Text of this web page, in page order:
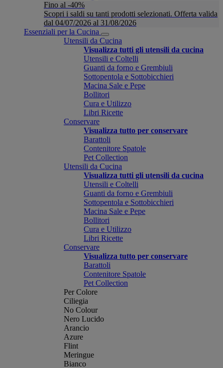
Fino al -40%
Scopri i saldi su tanti prodotti selezionati. Offerta valida
dal 04/07/2026 al 31/08/2026
Essenziali per la Cucina
Utensili da Cucina
Visualizza tutti gli utensili da cucina
Utensili e Coltelli
Guanti da forno e Grembiuli
Sottopentola e Sottobicchieri
Macina Sale e Pepe
Bollitori
Cura e Utilizzo
Libri Ricette
Conservare
Visualizza tutto per conservare
Barattoli
Contenitore Spatole
Pet Collection
Utensili da Cucina
Visualizza tutti gli utensili da cucina
Utensili e Coltelli
Guanti da forno e Grembiuli
Sottopentola e Sottobicchieri
Macina Sale e Pepe
Bollitori
Cura e Utilizzo
Libri Ricette
Conservare
Visualizza tutto per conservare
Barattoli
Contenitore Spatole
Pet Collection
Per Colore
Ciliegia
No Colour
Nero Lucido
Arancio
Azure
Flint
Meringue
Bianco